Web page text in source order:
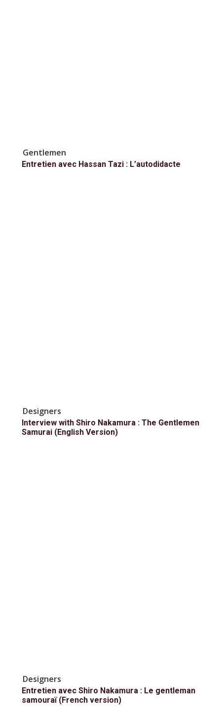
Gentlemen
Entretien avec Hassan Tazi : L’autodidacte
Designers
Interview with Shiro Nakamura : The Gentlemen
Samurai (English Version)
Designers
Entretien avec Shiro Nakamura : Le gentleman
samouraï (French version)